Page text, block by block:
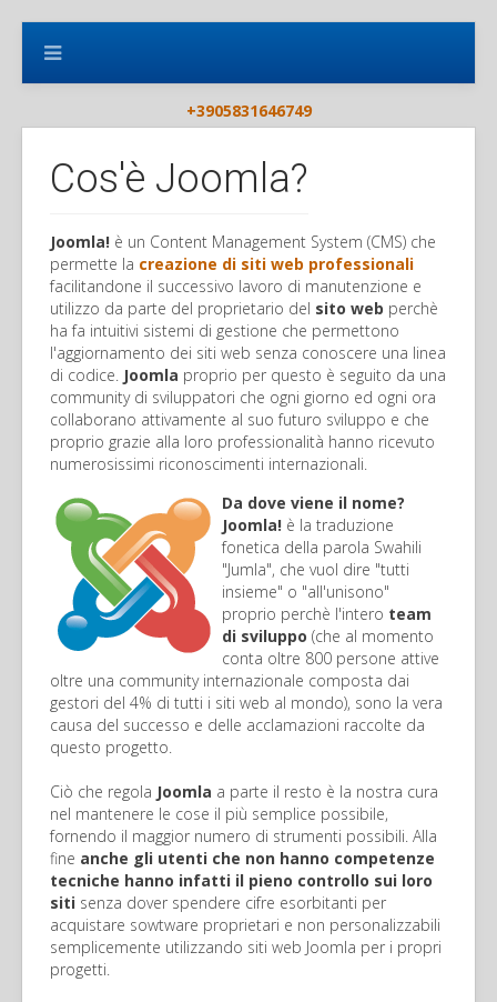
+3905831646749
Cos'è Joomla?
Joomla! è un Content Management System (CMS) che
permette la creazione di siti web professionali
facilitandone il successivo lavoro di manutenzione e
utilizzo da parte del proprietario del sito web perchè
ha fa intuitivi sistemi di gestione che permettono
l'aggiornamento dei siti web senza conoscere una linea
di codice. Joomla proprio per questo è seguito da una
community di sviluppatori che ogni giorno ed ogni ora
collaborano attivamente al suo futuro sviluppo e che
proprio grazie alla loro professionalità hanno ricevuto
numerosissimi riconoscimenti internazionali.
Da dove viene il nome?
Joomla! è la traduzione
fonetica della parola Swahili
"Jumla", che vuol dire "tutti
insieme" o "all'unisono"
proprio perchè l'intero team
di sviluppo (che al momento
conta oltre 800 persone attive
oltre una community internazionale composta dai
gestori del 4% di tutti i siti web al mondo), sono la vera
causa del successo e delle acclamazioni raccolte da
questo progetto.
Ciò che regola Joomla a parte il resto è la nostra cura
nel mantenere le cose il più semplice possibile,
fornendo il maggior numero di strumenti possibili. Alla
fine anche gli utenti che non hanno competenze
tecniche hanno infatti il pieno controllo sui loro
siti senza dover spendere cifre esorbitanti per
acquistare sowtware proprietari e non personalizzabili
semplicemente utilizzando siti web Joomla per i propri
progetti.